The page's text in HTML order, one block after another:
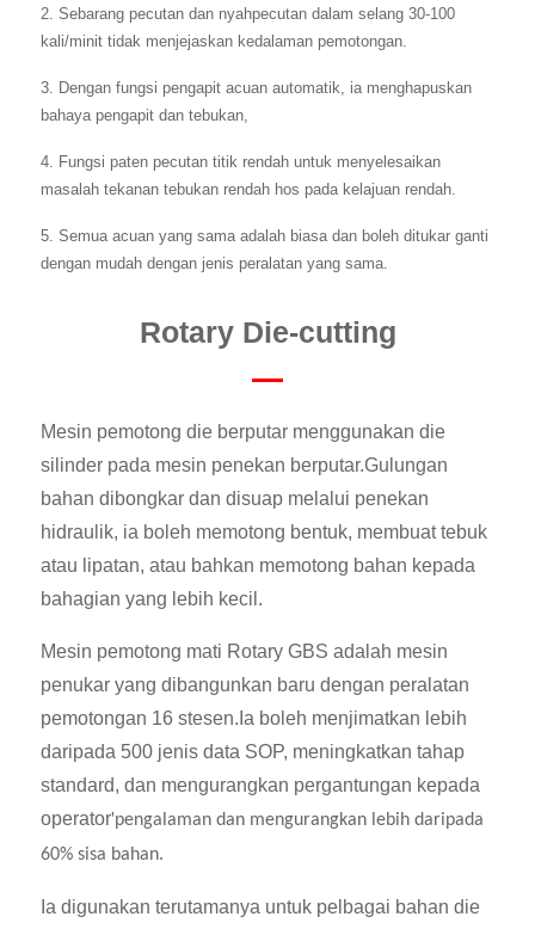
2. Sebarang pecutan dan nyahpecutan dalam selang 30-100
kali/minit tidak menjejaskan kedalaman pemotongan.
3. Dengan fungsi pengapit acuan automatik, ia menghapuskan
bahaya pengapit dan tebukan,
4. Fungsi paten pecutan titik rendah untuk menyelesaikan
masalah tekanan tebukan rendah hos pada kelajuan rendah.
5. Semua acuan yang sama adalah biasa dan boleh ditukar ganti
dengan mudah dengan jenis peralatan yang sama.
Rotary Die-cutting
Mesin pemotong die berputar menggunakan die
silinder pada mesin penekan berputar.Gulungan
bahan dibongkar dan disuap melalui penekan
hidraulik, ia boleh memotong bentuk, membuat tebuk
atau lipatan, atau bahkan memotong bahan kepada
bahagian yang lebih kecil.
Mesin pemotong mati Rotary GBS adalah mesin
penukar yang dibangunkan baru dengan peralatan
pemotongan 16 stesen.Ia boleh menjimatkan lebih
daripada 500 jenis data SOP, meningkatkan tahap
standard, dan mengurangkan pergantungan kepada
operator'pengalaman dan mengurangkan lebih daripada
60% sisa bahan.
Ia digunakan terutamanya untuk pelbagai bahan die